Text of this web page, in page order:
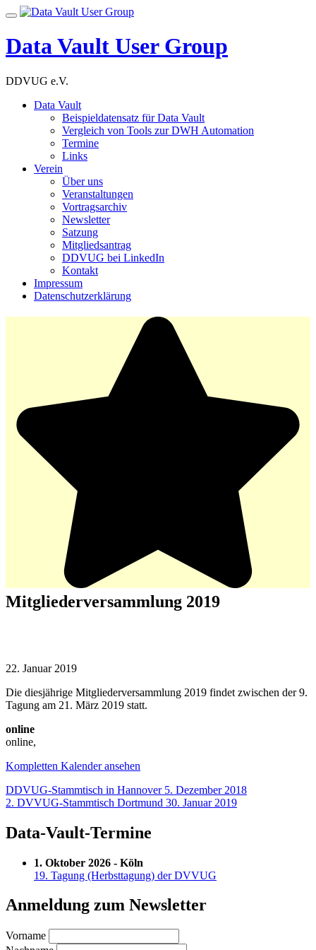
Skip
content
Toggle
Data Vault User Group
DDVUG e.V.
Data Vault
Beispieldatensatz für Data Vault
Vergleich von Tools zur DWH Automation
Termine
Links
Verein
Über uns
Veranstaltungen
Vortragsarchiv
Newsletter
Satzung
Mitgliedsantrag
DDVUG bei LinkedIn
Kontakt
Impressum
Datenschutzerklärung
Mitgliederversammlung 2019
2019
22. Januar 2019
Die diesjährige Mitgliederversammlung 2019 findet zwischen der 9.
Tagung am 21. März 2019 statt.
online
online,
Kompletten Kalender ansehen
Beitragsnavigation
DDVUG-Stammtisch in Hannover 5. Dezember 2018
2. DVVUG-Stammtisch Dortmund 30. Januar 2019
Data-Vault-Termine
1. Oktober 2026 - Köln
19. Tagung (Herbsttagung) der DVVUG
Anmeldung zum Newsletter
Vorname